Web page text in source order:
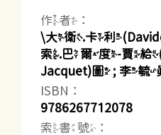
作者：
\大衛.卡利
索.巴爾度-賈給
Jacquet)圖 ; 李
ISBN：
9786267712078
索書號：